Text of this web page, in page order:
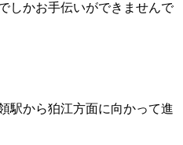
しかお手伝いができませんで
駅から狛江方面に向かって進